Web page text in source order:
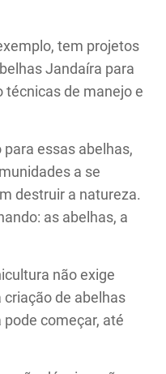
tem projetos
Jandaíra para
técnicas de manejo e
essas abelhas,
a se
destruir a natureza.
as abelhas, a
não exige
de abelhas
começar, até